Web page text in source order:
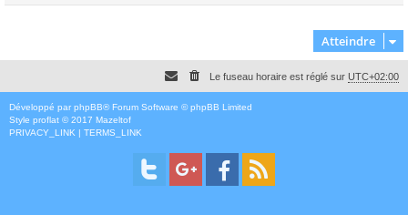
Atteindre
Le fuseau horaire est réglé sur UTC+02:00
Développé par phpBB® Forum Software © phpBB Limited
Style proflat © 2017 Mazeltof
PRIVACY_LINK | TERMS_LINK